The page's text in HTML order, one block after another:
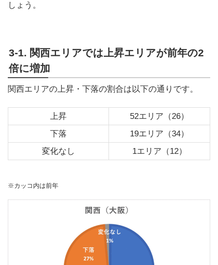
しょう。
3-1. 関西エリアでは上昇エリアが前年の2
倍に増加
関西エリアの上昇・下落の割合は以下の通りです。
上昇
52エリア（26）
下落
19エリア（34）
変化なし
1エリア（12）
※カッコ内は前年